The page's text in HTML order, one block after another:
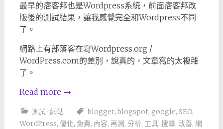
最早的痞客邦也是Wordpress系統，前面痞客邦改
版後的測試結果，讓我感覺完全和Wordpress不同
了。
網路上有部落客在寫Wordpress.org /
WordPress.com的差別，說真的，文章寫的太複雜
了。
Read more →
測試-網站 blogger, blogspot, google, SEO,
WordPress, 優化, 免費, 內容, 再測 , 分析, 工具, 搜尋, 改善, 網